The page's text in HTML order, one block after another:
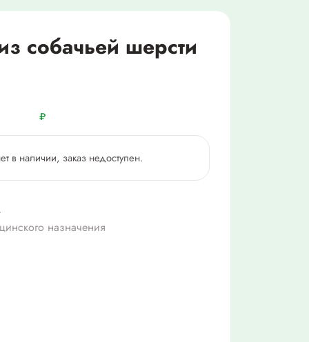
собачьей шерсти
₽
в наличии, заказ недоступен.
назначения